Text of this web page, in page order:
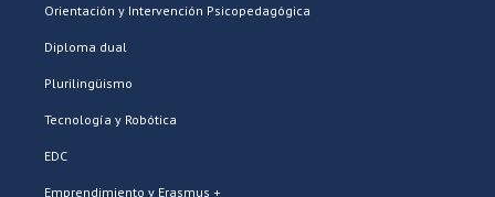
Orientación y Intervención Psicopedagógica
Diploma dual
Plurilingüismo
Tecnología y Robótica
EDC
Emprendimiento y Erasmus +